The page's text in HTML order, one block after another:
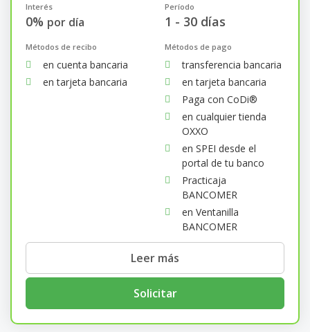
Interés
0% por día
Período
1 - 30 días
Métodos de recibo
en cuenta bancaria
en tarjeta bancaria
Métodos de pago
transferencia bancaria
en tarjeta bancaria
Paga con CoDi®
en cualquier tienda
OXXO
en SPEI desde el
portal de tu banco
Practicaja
BANCOMER
en Ventanilla
BANCOMER
Leer más
Solicitar